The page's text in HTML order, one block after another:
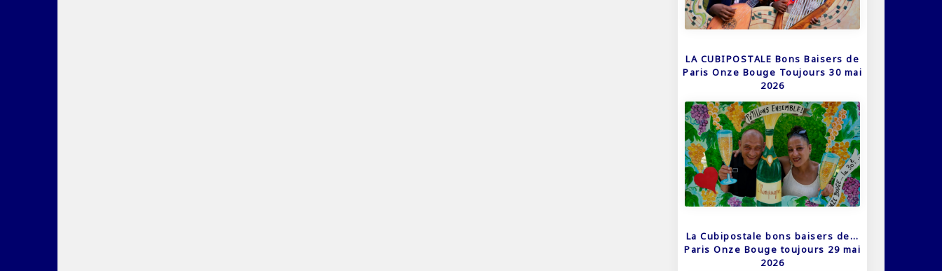
LA CUBIPOSTALE Bons Baisers de
Paris Onze Bouge Toujours 30 mai
2026
La Cubipostale bons baisers de…
Paris Onze Bouge toujours 29 mai
2026